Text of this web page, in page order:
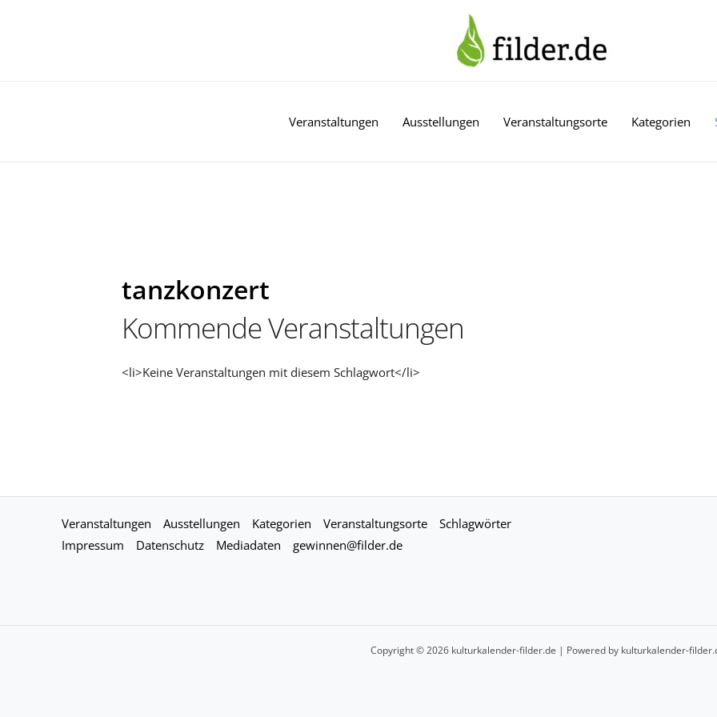
Veranstaltungen Ausstellungen Veranstaltungsorte Kategorien
tanzkonzert
Kommende Veranstaltungen
<li>Keine Veranstaltungen mit diesem Schlagwort</li>
Veranstaltungen Ausstellungen Kategorien Veranstaltungsorte
Schlagwörter
Impressum
Datenschutz Mediadaten gewinnen@filder.de
Copyright © 2026 kulturkalender-filder.de | Powered by kulturkalender-